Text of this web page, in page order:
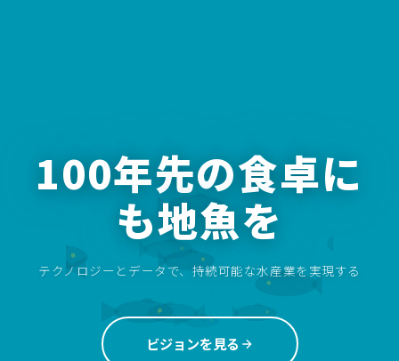
100年先の食卓に
も地魚を
テクノロジーとデータで、持続可能な水産業を実現する
ビジョンを見る